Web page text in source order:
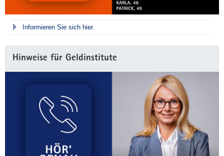
Informieren Sie sich hier.
Hinweise für Geldinstitute